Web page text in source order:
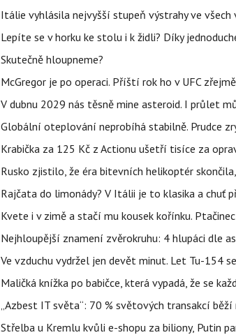
Itálie vyhlásila nejvyšší stupeň výstrahy ve všech
Lepíte se v horku ke stolu i k židli? Díky
Skutečně hloupneme?
McGregor je po operaci. Příští rok ho v UFC
V dubnu 2029 nás těsně mine asteroid. I průlet
Globální oteplování neprobíhá stabilně. Prudce
Krabička za 125 Kč z Actionu ušetří tisíce za
Rusko zjistilo, že éra bitevních helikoptér
Rajčata do limonády? V Itálii je to klasika a chuť
Kvete i v zimě a stačí mu kousek kořínku.
Nejhloupější znamení zvěrokruhu: 4 hlupáci dle
Ve vzduchu vydržel jen devět minut. Let Tu-154
Maličká knížka po babičce, která vypadá, že se
„Azbest IT světa“: 70 % světových transakcí
Střelba u Kremlu kvůli e-shopu za biliony, Putin